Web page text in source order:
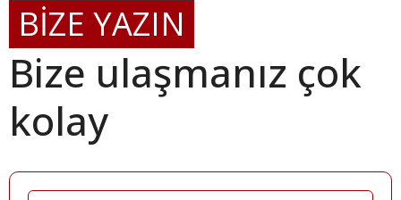
BİZE YAZIN
Bize ulaşmanız çok
kolay